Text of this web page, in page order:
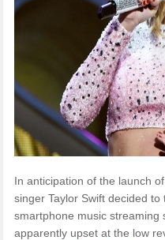
In anticipation of the launch
singer Taylor Swift decided
smartphone music streaming
apparently upset at the low